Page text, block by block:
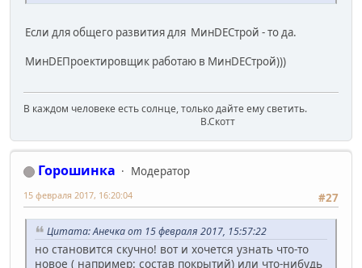
Если для общего развития для МинDEСтрой - то да.
МинDEПроектировщик работаю в МинDEСтрой)))
В каждом человеке есть солнце, только дайте ему светить.
В.Скотт
Горошинка
Модератор
#27
15 февраля 2017, 16:20:04
Цитата: Анечка от 15 февраля 2017, 15:57:22
но становится скучно! вот и хочется узнать что-то
новое ( например: состав покрытий) или что-нибудь